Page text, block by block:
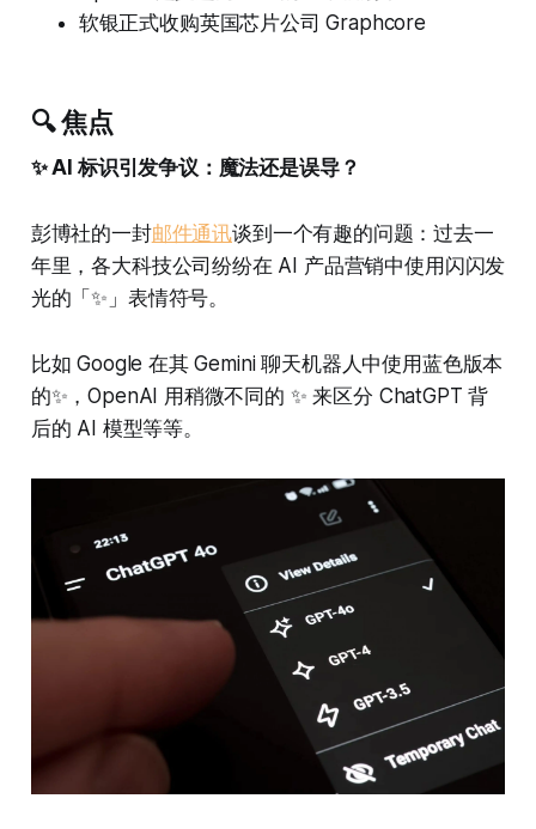
软银正式收购英国芯片公司 Graphcore
🔍 焦点
✨ AI 标识引发争议：魔法还是误导？
彭博社的一封邮件通讯谈到一个有趣的问题：过去一
年里，各大科技公司纷纷在 AI 产品营销中使用闪闪发
光的「✨」表情符号。
比如 Google 在其 Gemini 聊天机器人中使用蓝色版本
的✨，OpenAI 用稍微不同的 ✨ 来区分 ChatGPT 背
后的 AI 模型等等。